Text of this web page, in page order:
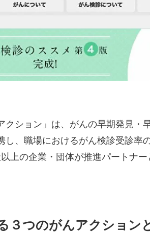
クション」は、がんの早期発見
し、職場におけるがん検診受診率
上の企業・団体が推進パートナー
３つのがんアクション